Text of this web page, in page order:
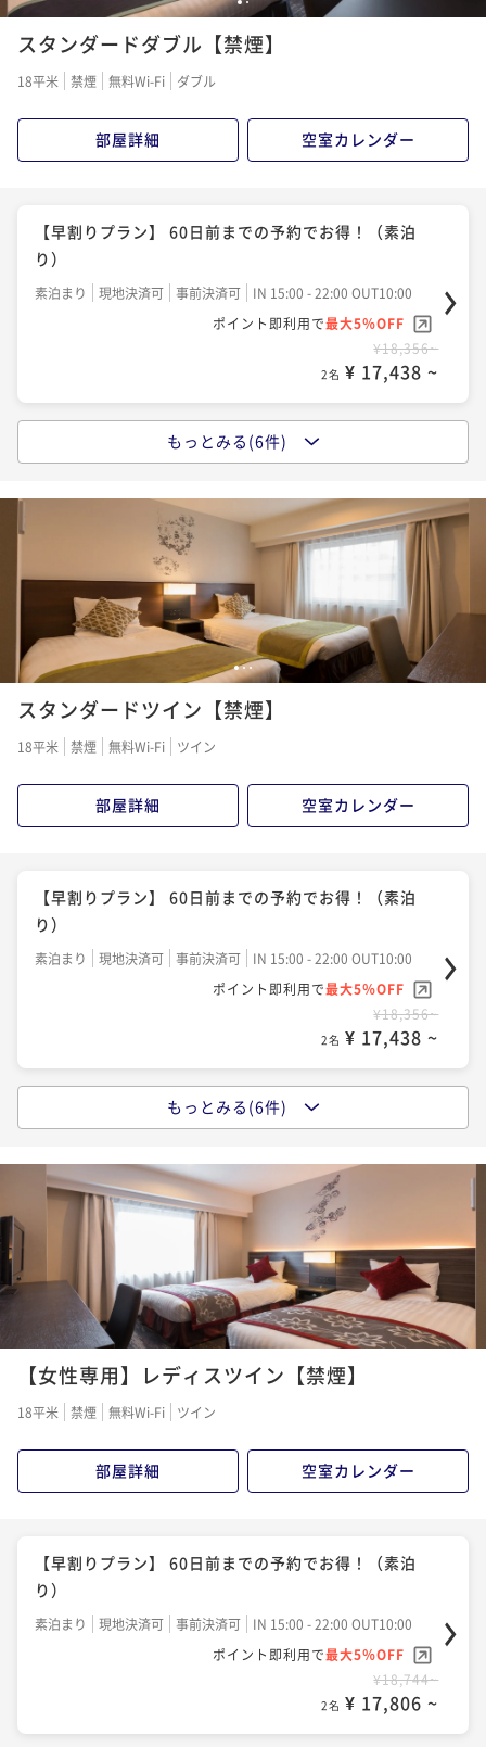
付き）
朝食付き 現地決済可 事前決済可
IN 15:00 - 22:00 OUT10:00
ポイント即利用で
2名 ¥ 18,810 ~
き）
¥17,182~
2名 ¥ 16,322 ~
【早割りプラン】 28日前までの予約でお得！（朝食付
き）
朝食付き 現地決済可 事前決済可
IN 15:00 - 22:00 OUT10:00
ポイント即利用で 最大5％OFF
¥17,582~
2名 ¥ 16,702 ~
スタンダードダブル【禁煙】
18平米 禁煙 無料Wi-Fi ダブル
部屋詳細 空室カレンダー
【早割りプラン】 60日前までの予約でお得！（素泊
り）
素泊まり 現地決済可 事前決済可
IN 15:00 - 22:00 OUT10:00
ポイント即利用で最大5％OFF
¥18,356~
2名 ¥ 17,438 ~
【早割りプラン】 28日前までの予約でお得！（素泊
事前決済可
IN 15:00 - 22:00 OUT10:00
ポイント即利用で最大5％OFF
¥18,774~
¥ 17,835 ~
【WEB予約限定】お食事いらず☆島根県へのお出かけ
や出張に！（素泊り）
¥18,860~
2名 ¥ 17,917 ~
【早割りプラン】 60日前までの予約でお得！（朝食付
き）
朝食付き 現地決済可 事前決済可
IN 15:00 - 22:00 OUT10:00
ポイント即利用で 最大5％OFF
¥23,816~
2名 ¥ 22,625 ~
【早割りプラン】 28日前までの予約でお得！（朝食付
き）
朝食付き 現地決済可 事前決済可
IN 15:00 - 22:00 OUT10:00
ポイント即利用で最大5％OFF
2名 ¥ 23,149 ~
【WEB予約限定】1日の始まりは朝から☆朝食付きプラ
ンで元気にご出発！（朝食付き）
朝食付き 現地決済可 事前決済可
IN 15:00 - 22:00 OUT10:00
ポイント即利用で
2名 ¥ 23,788 ~
験プラン～おいしいお抹茶をどうぞ～朝食付き
ポイント即利用で
¥26,840~
¥ 25,498 ~
もっとみる(6件)
123
スタンダードツイン【禁煙】
18平米 禁煙 無料Wi-Fi ツイン
部屋詳細 空室カレンダー
【早割りプラン】 60日前までの予約でお得！（素泊
り）
素泊まり 現地決済可 事前決済可
IN 15:00 - 22:00 OUT10:00
ポイント即利用で最大5％OFF
¥18,356~
2名 ¥ 17,438 ~
【早割りプラン】 28日前までの予約でお得！（素泊
素泊まり 現地決済可 事前決済可
IN 15:00 - 22:00 OUT10:00
ポイント即利用で最大5％OFF
2名 ¥ 17,835 ~
【WEB予約限定】お食事いらず☆島根県へのお出かけ
や出張に！（素泊り）
¥18,860~
2名 ¥ 17,917 ~
【早割りプラン】 60日前までの予約でお得！（朝食付
き）
朝食付き 現地決済可 事前決済可
IN 15:00 - 22:00 OUT10:00
ポイント即利用で 最大5％OFF
¥23,816~
2名 ¥ 22,625 ~
もっとみる(6件)
【女性専用】レディスツイン【禁煙】
18平米 禁煙 無料Wi-Fi ツイン
部屋詳細 空室カレンダー
【早割りプラン】 60日前までの予約でお得！（素泊
り）
素泊まり 現地決済可 事前決済可
IN 15:00 - 22:00 OUT10:00
ポイント即利用で最大5％OFF
¥18,744~
2名 ¥ 17,806 ~